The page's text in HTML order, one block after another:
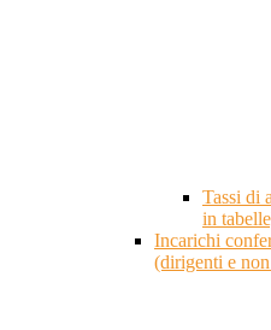
Tassi di
in
Incarichi
(dirigenti e